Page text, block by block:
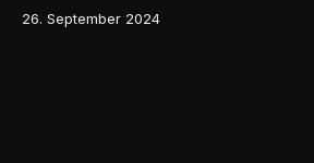
26. September 2024